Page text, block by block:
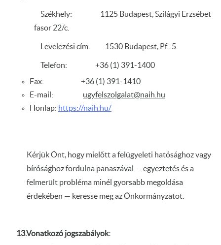
Székhely: 1125 Budapest, Szilágyi Erzsébet
fasor 22/c.
Levelezési cím: 1530 Budapest, Pf.: 5.
Telefon: +36 (1) 391-1400
Fax: +36 (1) 391-1410
E-mail: ugyfelszolgalat@naih.hu
Honlap: https://naih.hu/
Kérjük Önt, hogy mielőtt a felügyeleti hatósághoz vagy
bírósághoz fordulna panaszával — egyeztetés és a
felmerült probléma minél gyorsabb megoldása
érdekében — keresse meg az Önkormányzatot.
13.Vonatkozó jogszabályok: